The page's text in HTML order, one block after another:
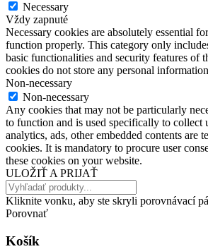
Necessary
Vždy zapnuté
Necessary cookies are absolutely essential
function properly. This category only
basic functionalities and security features of
cookies do not store any personal
Non-necessary
Non-necessary
Any cookies that may not be particularly
to function and is used specifically to collect
analytics, ads, other embedded contents are
cookies. It is mandatory to procure user
these cookies on your website.
ULOŽIŤ A PRIJAŤ
Kliknite vonku, aby ste skryli porovnávací
Porovnať
Košík